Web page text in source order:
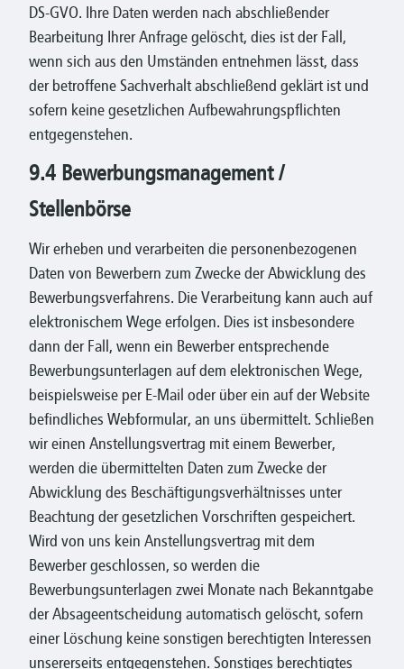
DS-GVO. Ihre Daten werden nach abschließender
Bearbeitung Ihrer Anfrage gelöscht, dies ist der Fall,
wenn sich aus den Umständen entnehmen lässt, dass
der betroffene Sachverhalt abschließend geklärt ist und
sofern keine gesetzlichen Aufbewahrungspflichten
entgegenstehen.
9.4 Bewerbungsmanagement /
Stellenbörse
Wir erheben und verarbeiten die personenbezogenen
Daten von Bewerbern zum Zwecke der Abwicklung des
Bewerbungsverfahrens. Die Verarbeitung kann auch auf
elektronischem Wege erfolgen. Dies ist insbesondere
dann der Fall, wenn ein Bewerber entsprechende
Bewerbungsunterlagen auf dem elektronischen Wege,
beispielsweise per E-Mail oder über ein auf der Website
befindliches Webformular, an uns übermittelt. Schließen
wir einen Anstellungsvertrag mit einem Bewerber,
werden die übermittelten Daten zum Zwecke der
Abwicklung des Beschäftigungsverhältnisses unter
Beachtung der gesetzlichen Vorschriften gespeichert.
Wird von uns kein Anstellungsvertrag mit dem
Bewerber geschlossen, so werden die
Bewerbungsunterlagen zwei Monate nach Bekanntgabe
der Absageentscheidung automatisch gelöscht, sofern
einer Löschung keine sonstigen berechtigten Interessen
unsererseits entgegenstehen. Sonstiges berechtigtes